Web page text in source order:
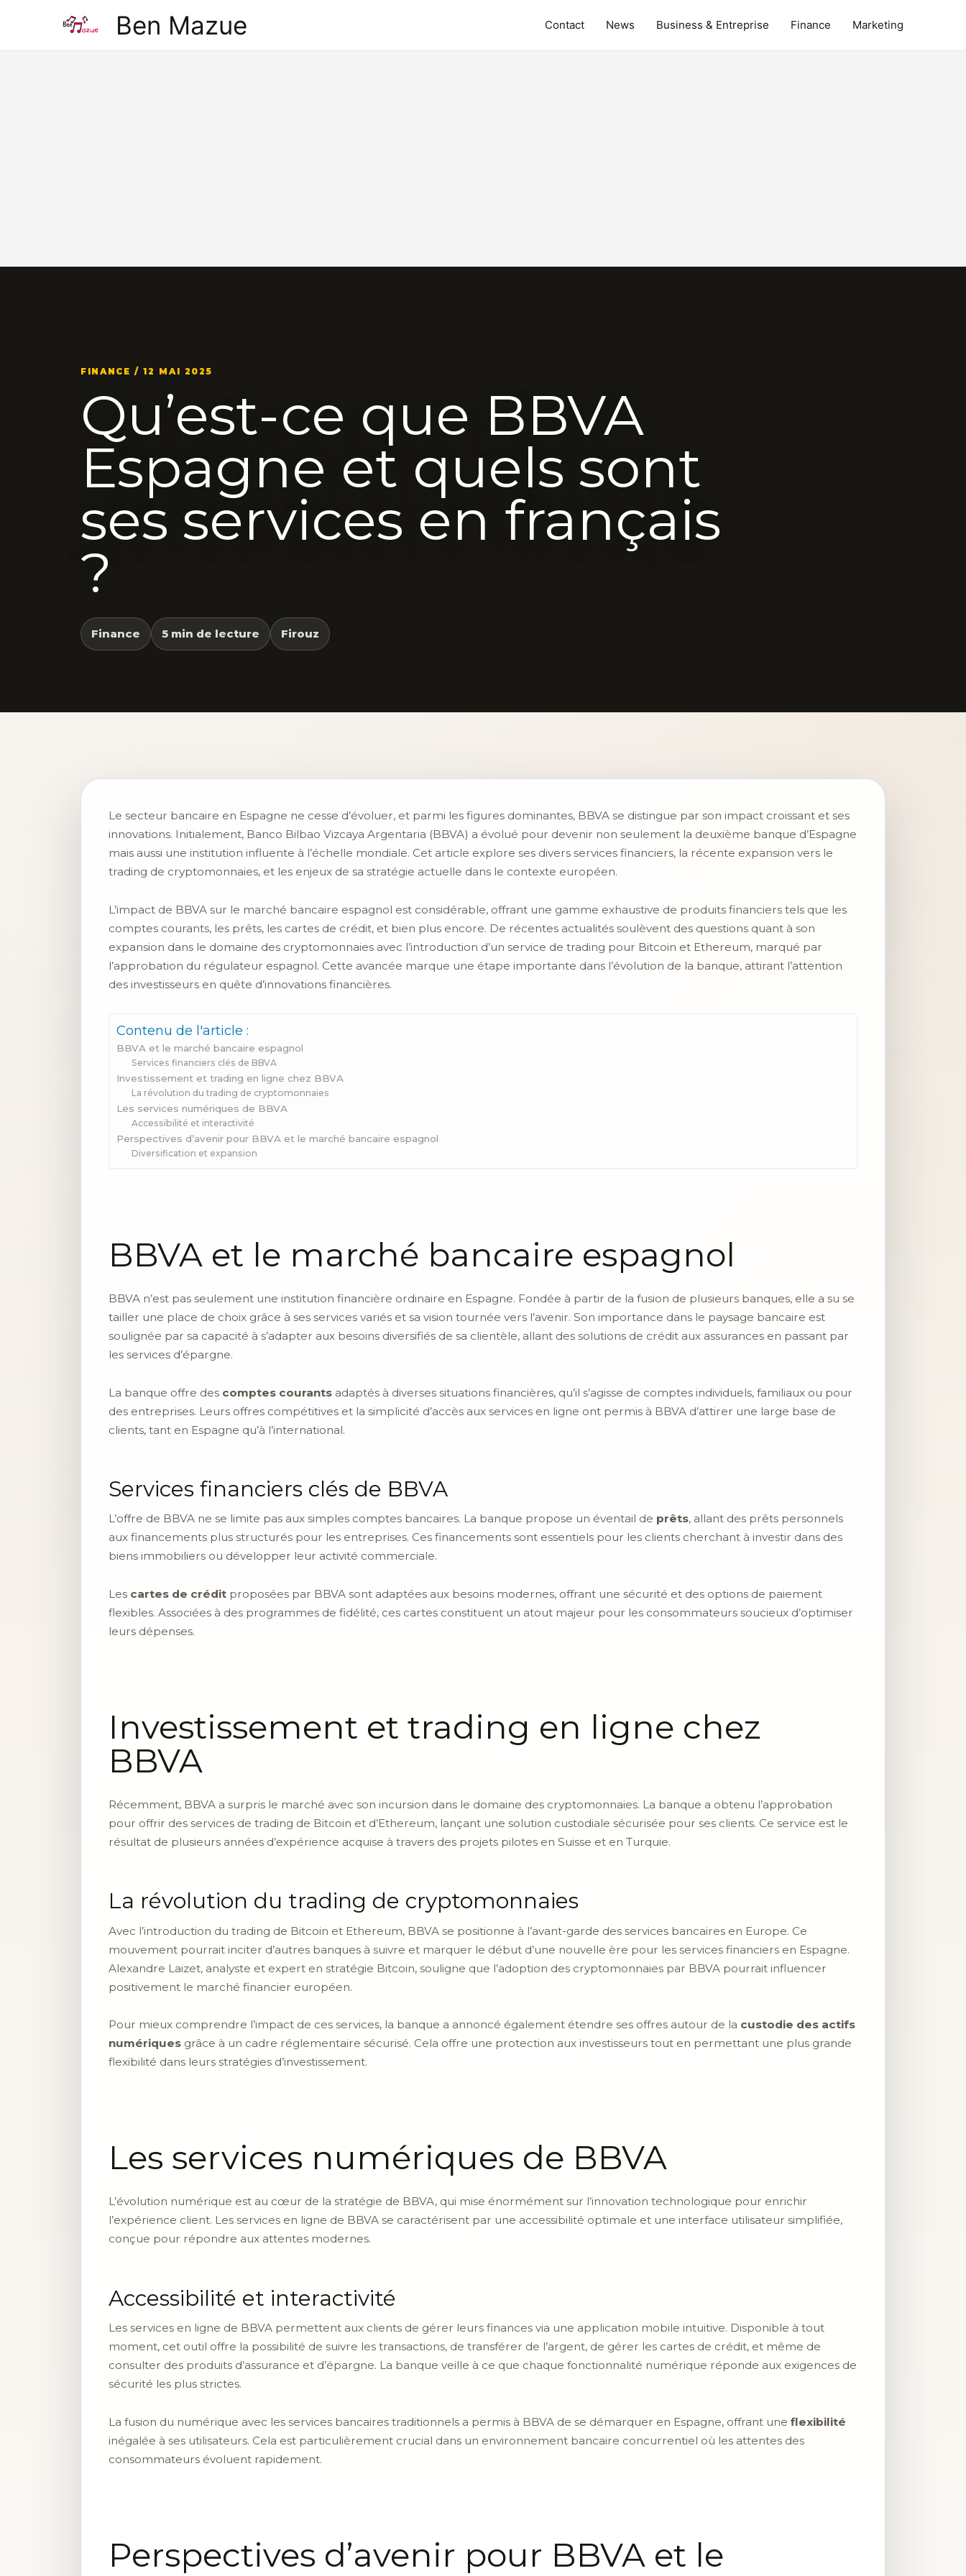
Ben Mazue Contact News Business & Entreprise Finance Marketing
FINANCE / 12 MAI 2025
Qu’est-ce que BBVA
Espagne et quels sont
ses services en français
?
Finance 5 min de lecture Firouz
Le secteur bancaire en Espagne ne cesse d’évoluer, et parmi les figures dominantes, BBVA se distingue par son impact croissant et ses
innovations. Initialement, Banco Bilbao Vizcaya Argentaria (BBVA) a évolué pour devenir non seulement la deuxième banque d’Espagne
mais aussi une institution influente à l’échelle mondiale. Cet article explore ses divers services financiers, la récente expansion vers le
trading de cryptomonnaies, et les enjeux de sa stratégie actuelle dans le contexte européen.
L’impact de BBVA sur le marché bancaire espagnol est considérable, offrant une gamme exhaustive de produits financiers tels que les
comptes courants, les prêts, les cartes de crédit, et bien plus encore. De récentes actualités soulèvent des questions quant à son
expansion dans le domaine des cryptomonnaies avec l’introduction d’un service de trading pour Bitcoin et Ethereum, marqué par
l’approbation du régulateur espagnol. Cette avancée marque une étape importante dans l’évolution de la banque, attirant l’attention
des investisseurs en quête d’innovations financières.
Contenu de l'article :
BBVA et le marché bancaire espagnol
Services financiers clés de BBVA
Investissement et trading en ligne chez BBVA
La révolution du trading de cryptomonnaies
Les services numériques de BBVA
Accessibilité et interactivité
Perspectives d’avenir pour BBVA et le marché bancaire espagnol
Diversification et expansion
BBVA et le marché bancaire espagnol
BBVA n’est pas seulement une institution financière ordinaire en Espagne. Fondée à partir de la fusion de plusieurs banques, elle a su se
tailler une place de choix grâce à ses services variés et sa vision tournée vers l’avenir. Son importance dans le paysage bancaire est
soulignée par sa capacité à s’adapter aux besoins diversifiés de sa clientèle, allant des solutions de crédit aux assurances en passant par
les services d’épargne.
La banque offre des comptes courants adaptés à diverses situations financières, qu’il s’agisse de comptes individuels, familiaux ou pour
des entreprises. Leurs offres compétitives et la simplicité d’accès aux services en ligne ont permis à BBVA d’attirer une large base de
clients, tant en Espagne qu’à l’international.
Services financiers clés de BBVA
L’offre de BBVA ne se limite pas aux simples comptes bancaires. La banque propose un éventail de prêts, allant des prêts personnels
aux financements plus structurés pour les entreprises. Ces financements sont essentiels pour les clients cherchant à investir dans des
biens immobiliers ou développer leur activité commerciale.
Les cartes de crédit proposées par BBVA sont adaptées aux besoins modernes, offrant une sécurité et des options de paiement
flexibles. Associées à des programmes de fidélité, ces cartes constituent un atout majeur pour les consommateurs soucieux d’optimiser
leurs dépenses.
Investissement et trading en ligne chez
BBVA
Récemment, BBVA a surpris le marché avec son incursion dans le domaine des cryptomonnaies. La banque a obtenu l’approbation
pour offrir des services de trading de Bitcoin et d’Ethereum, lançant une solution custodiale sécurisée pour ses clients. Ce service est le
résultat de plusieurs années d’expérience acquise à travers des projets pilotes en Suisse et en Turquie.
La révolution du trading de cryptomonnaies
Avec l’introduction du trading de Bitcoin et Ethereum, BBVA se positionne à l’avant-garde des services bancaires en Europe. Ce
mouvement pourrait inciter d’autres banques à suivre et marquer le début d’une nouvelle ère pour les services financiers en Espagne.
Alexandre Laizet, analyste et expert en stratégie Bitcoin, souligne que l’adoption des cryptomonnaies par BBVA pourrait influencer
positivement le marché financier européen.
Pour mieux comprendre l’impact de ces services, la banque a annoncé également étendre ses offres autour de la custodie des actifs
numériques grâce à un cadre réglementaire sécurisé. Cela offre une protection aux investisseurs tout en permettant une plus grande
flexibilité dans leurs stratégies d’investissement.
Les services numériques de BBVA
L’évolution numérique est au cœur de la stratégie de BBVA, qui mise énormément sur l’innovation technologique pour enrichir
l’expérience client. Les services en ligne de BBVA se caractérisent par une accessibilité optimale et une interface utilisateur simplifiée,
conçue pour répondre aux attentes modernes.
Accessibilité et interactivité
Les services en ligne de BBVA permettent aux clients de gérer leurs finances via une application mobile intuitive. Disponible à tout
moment, cet outil offre la possibilité de suivre les transactions, de transférer de l’argent, de gérer les cartes de crédit, et même de
consulter des produits d’assurance et d’épargne. La banque veille à ce que chaque fonctionnalité numérique réponde aux exigences de
sécurité les plus strictes.
La fusion du numérique avec les services bancaires traditionnels a permis à BBVA de se démarquer en Espagne, offrant une flexibilité
inégalée à ses utilisateurs. Cela est particulièrement crucial dans un environnement bancaire concurrentiel où les attentes des
consommateurs évoluent rapidement.
Perspectives d’avenir pour BBVA et le